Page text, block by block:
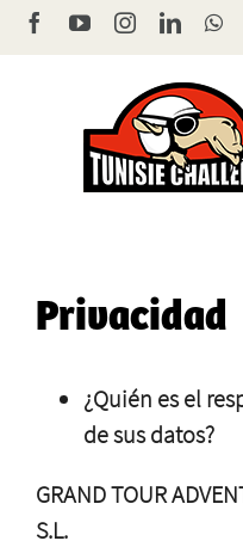
Skip
to
FacebookYouTubeInstagram
Privacidad
¿Quién es el
de sus datos?
GRAND TOUR
S.L.